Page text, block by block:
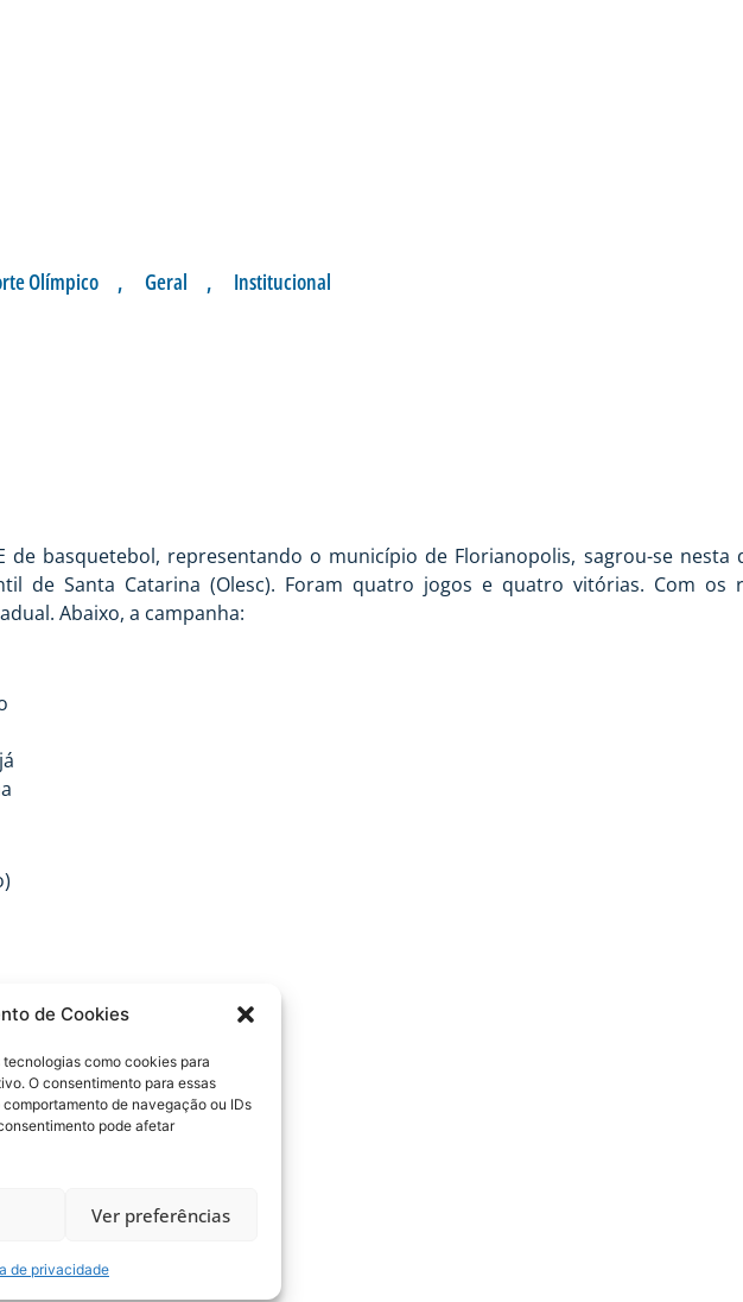
de Cookies
como cookies para
O consentimento para essas
de navegação ou IDs
pode afetar
Ver preferências
de privacidade
Olímpico , Geral , Institucional
de basquetebol, representando o município de Florianopolis, sagrou-se
de Santa Catarina (Olesc). Foram quatro jogos e quatro vitórias. Com
Abaixo, a campanha: